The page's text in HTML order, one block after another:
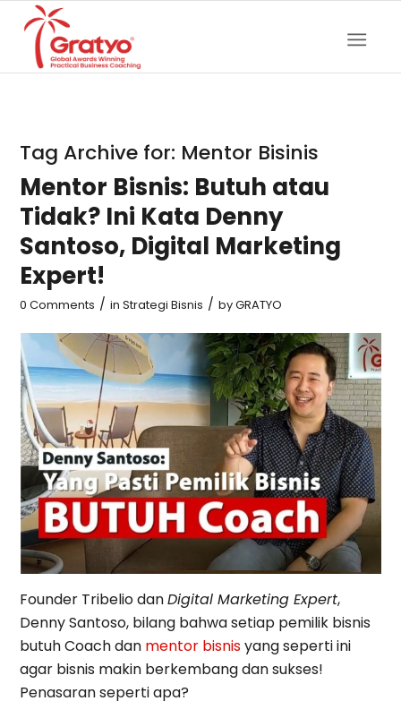
Tag Archive for: Mentor Bisinis
Mentor Bisnis: Butuh atau
Tidak? Ini Kata Denny
Santoso, Digital Marketing
Expert!
0 Comments / inStrategi Bisnis / byGRATYO
Founder Tribelio danDigital Marketing Expert,
Denny Santoso, bilang bahwa setiap pemilik bisnis
butuh Coach dan mentor bisnisyang seperti ini
agar bisnis makin berkembang dan sukses!
Penasaran seperti apa?